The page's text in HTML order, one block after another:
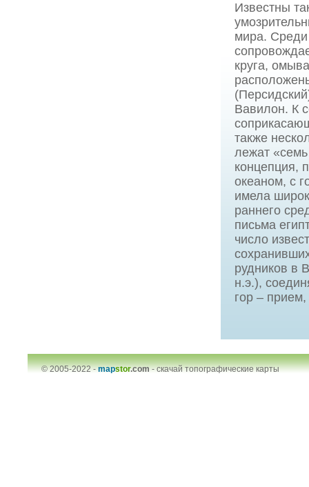
Известны
мира. Среди
круга,
Вавилон. К
также
лежат
концепция,
океаном, с
имела
раннего
письма
число
рудников в
н.э.),
гор –
© 2005-2022 -mapstor.com-скачай топографические карты